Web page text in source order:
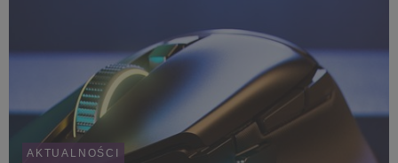
AKTUALNOŚCI